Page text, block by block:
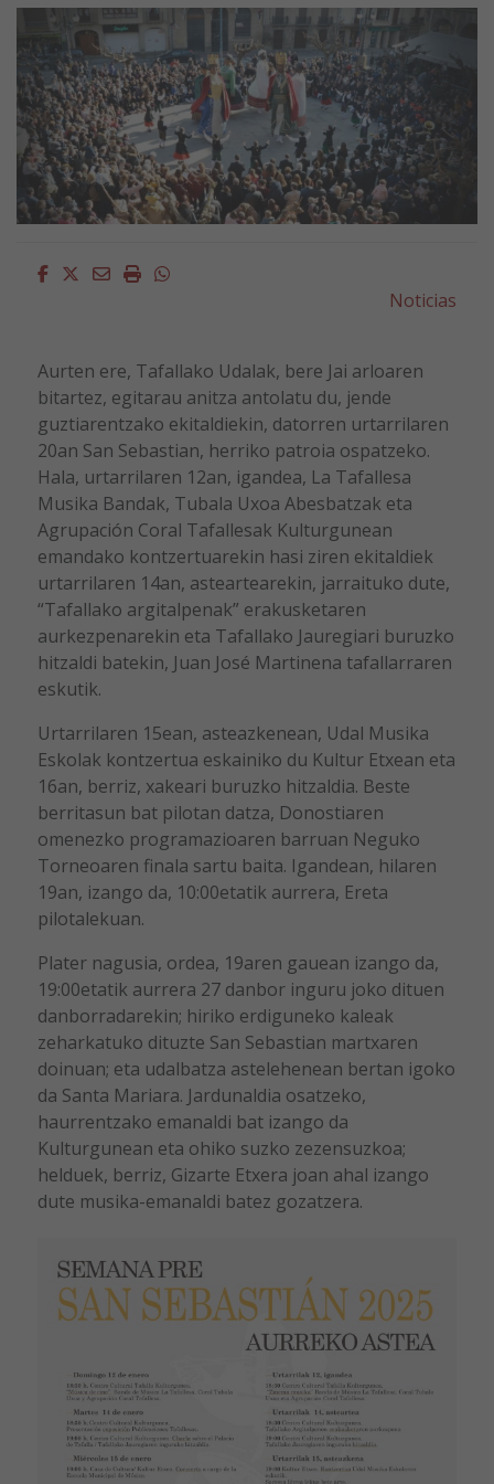
Facebook
Twitter
EmailImprimirWhatsapp
Noticias
Aurten ere, Tafallako Udalak, bere Jai arloaren
bitartez, egitarau anitza antolatu du, jende
guztiarentzako ekitaldiekin, datorren urtarrilaren
20an San Sebastian, herriko patroia ospatzeko.
Hala, urtarrilaren 12an, igandea, La Tafallesa
Musika Bandak, Tubala Uxoa Abesbatzak eta
Agrupación Coral Tafallesak Kulturgunean
emandako kontzertuarekin hasi ziren ekitaldiek
urtarrilaren 14an, asteartearekin, jarraituko dute,
“Tafallako argitalpenak” erakusketaren
aurkezpenarekin eta Tafallako Jauregiari buruzko
hitzaldi batekin, Juan José Martinena tafallarraren
eskutik.
Urtarrilaren 15ean, asteazkenean, Udal Musika
Eskolak kontzertua eskainiko du Kultur Etxean eta
16an, berriz, xakeari buruzko hitzaldia. Beste
berritasun bat pilotan datza, Donostiaren
omenezko programazioaren barruan Neguko
Torneoaren finala sartu baita. Igandean, hilaren
19an, izango da, 10:00etatik aurrera, Ereta
pilotalekuan.
Plater nagusia, ordea, 19aren gauean izango da,
19:00etatik aurrera 27 danbor inguru joko dituen
danborradarekin; hiriko erdiguneko kaleak
zeharkatuko dituzte San Sebastian martxaren
doinuan; eta udalbatza astelehenean bertan igoko
da Santa Mariara. Jardunaldia osatzeko,
haurrentzako emanaldi bat izango da
Kulturgunean eta ohiko suzko zezensuzkoa;
helduek, berriz, Gizarte Etxera joan ahal izango
dute musika-emanaldi batez gozatzera.